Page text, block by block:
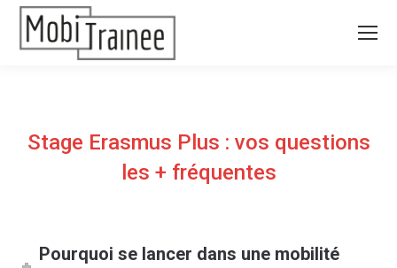
Stage Erasmus Plus : vos questions
les + fréquentes
Pourquoi se lancer dans une mobilité